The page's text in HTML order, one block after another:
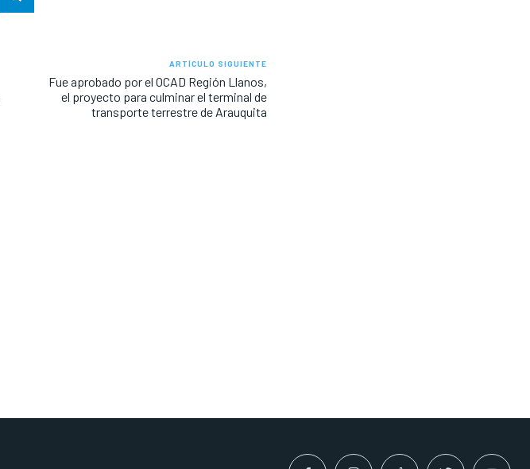
ARTÍCULO SIGUIENTE
Fue aprobado por el OCAD Región Llanos,
el proyecto para culminar el terminal de
transporte terrestre de Arauquita